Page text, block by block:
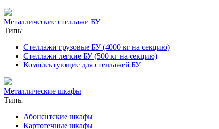
Металлические стеллажи БУ
Типы
Стеллажи грузовые БУ (4000 кг на секцию)
Стеллажи легкие БУ (500 кг на секцию)
Комплектующие для стеллажей БУ
Металлические шкафы
Типы
Абонентские шкафы
Картотечные шкафы